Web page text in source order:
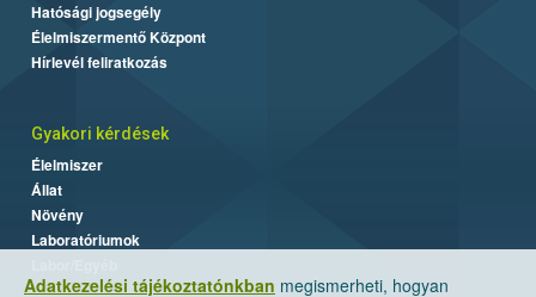
Adatkezelési tájékoztatónkban megismerheti, hogyan
Hatósági jogsegély
Élelmiszermentő Központ
Hírlevél feliratkozás
Gyakori kérdések
Élelmiszer
Állat
Növény
Laboratóriumok